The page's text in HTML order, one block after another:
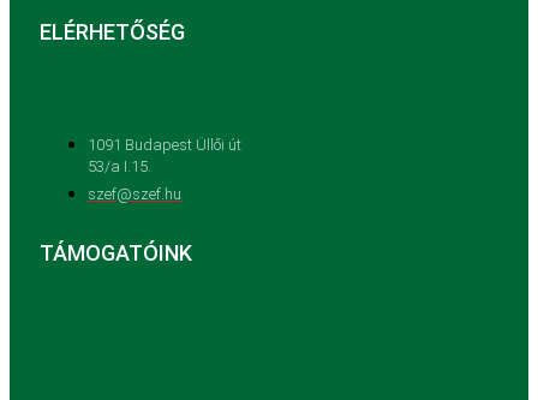
ELÉRHETŐSÉG
1091 Budapest Üllői út
53/a I.15.
szef@szef.hu
TÁMOGATÓINK